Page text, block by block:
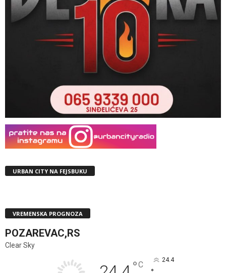
URBAN CITY NA FEJSBUKU
VREMENSKA PROGNOZA
POZAREVAC,RS
Clear Sky
°C 24.4